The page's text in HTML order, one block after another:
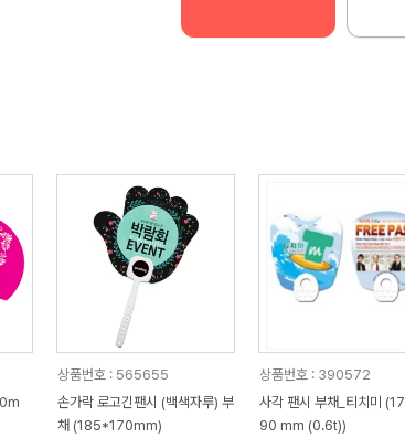
상품번호 : 565655
손가락 로고긴팬시 (백색자루) 부
채 (185*170mm)
상품번호 : 390572
사각 팬시 부채_티치미
90 mm (0.6t))